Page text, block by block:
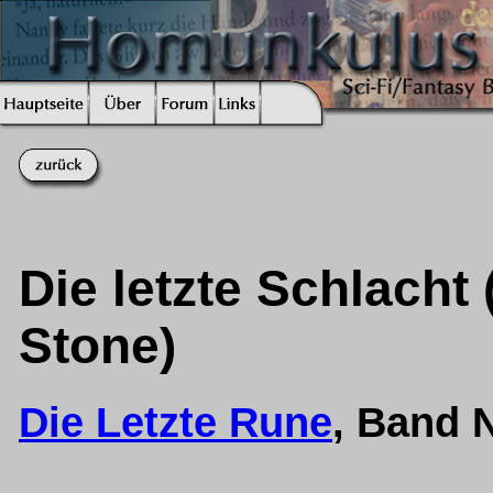
Die letzte
Stone)
Die Letzte Rune, Band